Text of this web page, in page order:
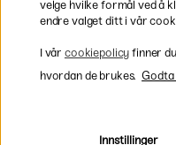
Rask
velge hvilke formål ved å
endre valget ditt i vår
I vår cookiepolicy finner
hvordan de brukes. Godta
Innstillinger